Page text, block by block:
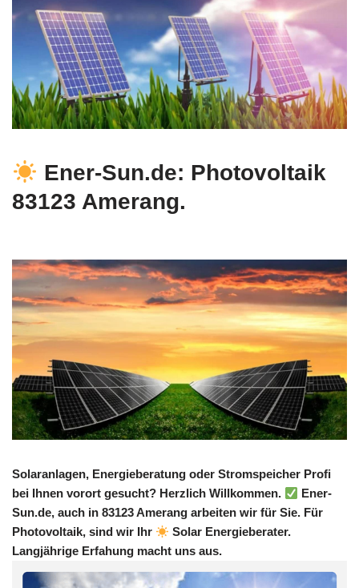
Ener-Sun.de: Photovoltaik
83123 Amerang.
Solaranlagen, Energieberatung oder Stromspeicher Profi
bei Ihnen vorort gesucht? Herzlich Willkommen.
Ener-
Sun.de, auch in 83123 Amerang arbeiten wir für Sie. Für
Photovoltaik, sind wir Ihr
Solar Energieberater.
Langjährige Erfahung macht uns aus.